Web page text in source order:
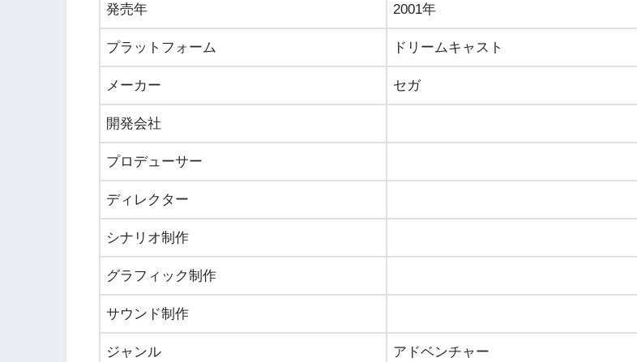
発売年 2001年
プラットフォーム ドリームキャスト
メーカー セガ
開発会社
プロデューサー
ディレクター
シナリオ制作
グラフィック制作
サウンド制作
ジャンル アドベンチャー